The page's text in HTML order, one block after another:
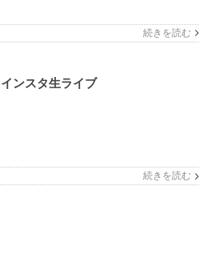
続きを読む
インスタ生ライブ
続きを読む